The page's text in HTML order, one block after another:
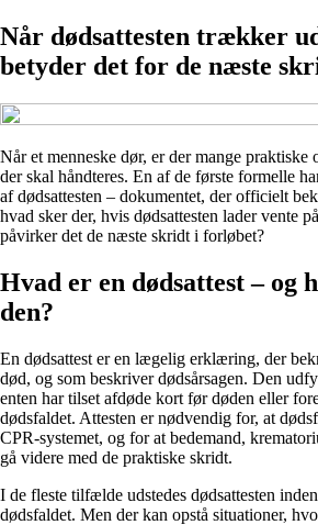
Når dødsattesten trækker
betyder det for de næste
Når et menneske dør, er der mange praktiske
der skal håndteres. En af de første formelle
af dødsattesten – dokumentet, der officielt
hvad sker der, hvis dødsattesten lader vente
påvirker det de næste skridt i forløbet?
Hvad er en dødsattest – og
den?
En dødsattest er en lægelig erklæring, der
død, og som beskriver dødsårsagen. Den
enten har tilset afdøde kort før døden eller
dødsfaldet. Attesten er nødvendig for, at
CPR-systemet, og for at bedemand,
gå videre med de praktiske skridt.
I de fleste tilfælde udstedes dødsattesten
dødsfaldet. Men der kan opstå situationer,